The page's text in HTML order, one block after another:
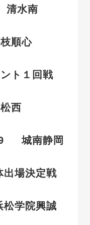
水南
順心
ト１回戦
西
城南静岡
出場決定戦
学院興誠